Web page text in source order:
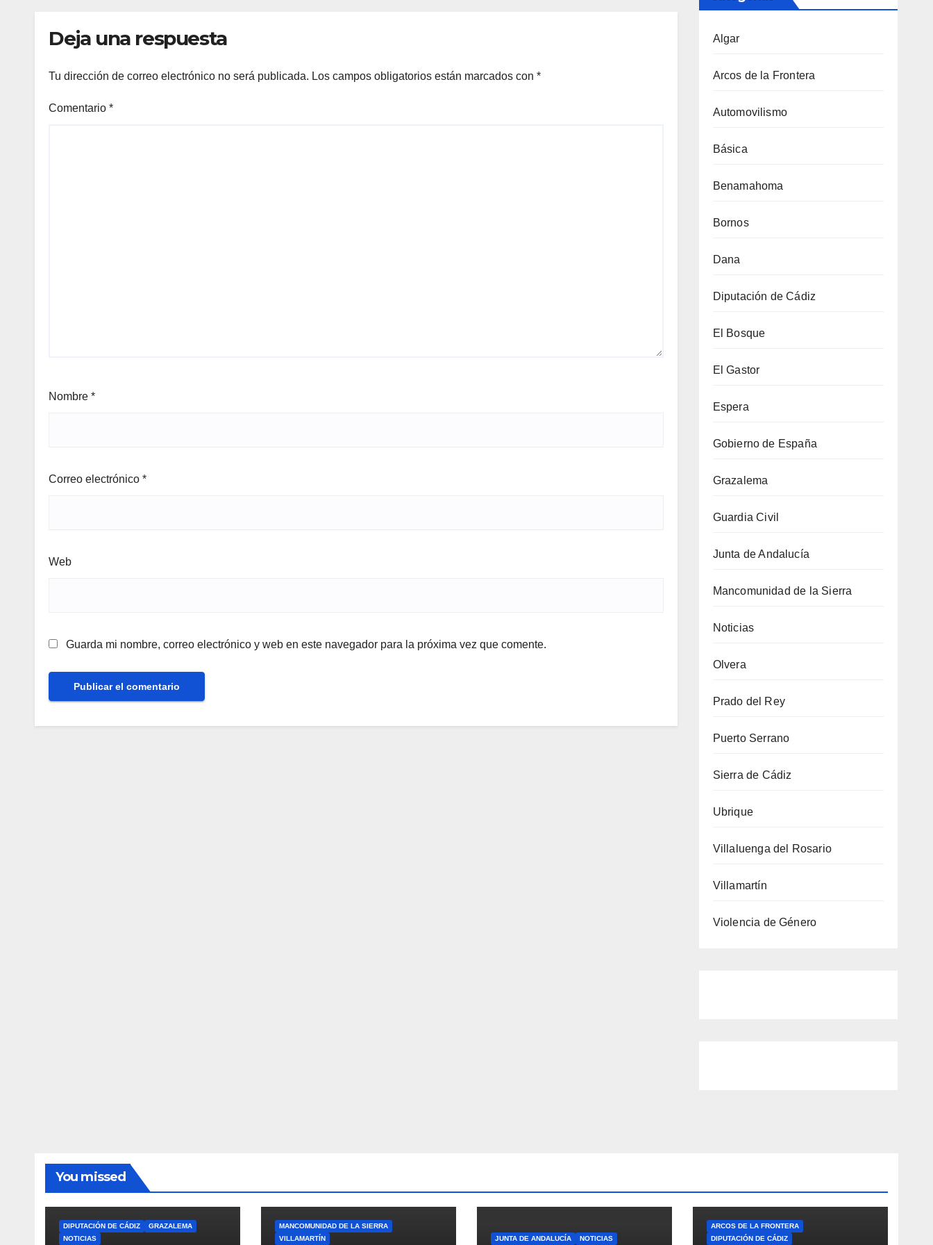
Deja una respuesta
Tu dirección de correo electrónico no será publicada. Los campos obligatorios están marcados con *
Comentario *
Nombre *
Correo electrónico *
Web
Guarda mi nombre, correo electrónico y web en este navegador para la próxima vez que comente.
Algar
Arcos de la Frontera
Automovilismo
Básica
Benamahoma
Bornos
Dana
Diputación de Cádiz
El Bosque
El Gastor
Espera
Gobierno de España
Grazalema
Guardia Civil
Junta de Andalucía
Mancomunidad de la Sierra
Noticias
Olvera
Prado del Rey
Puerto Serrano
Sierra de Cádiz
Ubrique
Villaluenga del Rosario
Villamartín
Violencia de Género
You missed
DIPUTACIÓN DE CÁDIZ
GRAZALEMA
NOTICIAS
MANCOMUNIDAD DE LA SIERRA
VILLAMARTÍN
JUNTA DE ANDALUCÍA NOTICIAS
ARCOS DE LA FRONTERA
DIPUTACIÓN DE CÁDIZ